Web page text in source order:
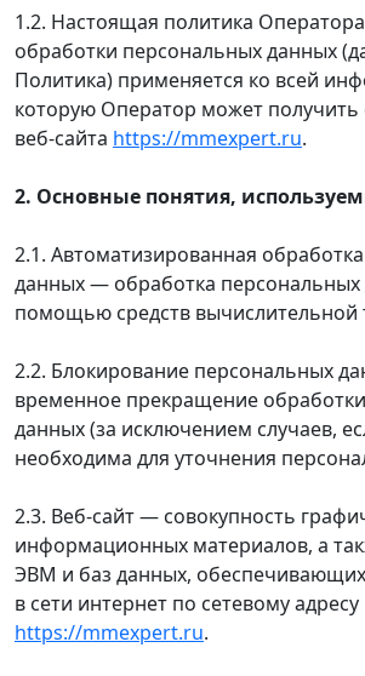
1.2. Настоящая политика
обработки персональных данных
Политика) применяется ко всей
которую Оператор может получить
веб-сайта https://mmexpert.ru.
2. Основные понятия,
2.1. Автоматизированная
данных — обработка персональных
помощью средств вычислительной
2.2. Блокирование персональных
временное прекращение
данных (за исключением случаев,
необходима для уточнения
2.3. Веб-сайт — совокупность
информационных материалов, а
ЭВМ и баз данных, обеспечивающих
в сети интернет по сетевому адресу
https://mmexpert.ru.